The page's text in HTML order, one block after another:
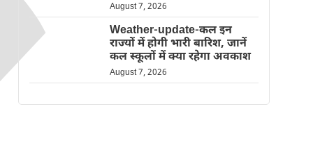
August 7, 2026
Weather-update-कल इन
राज्यों में होगी भारी बारिश, जानें
कल स्कूलों में क्या रहेगा अवकाश
August 7, 2026